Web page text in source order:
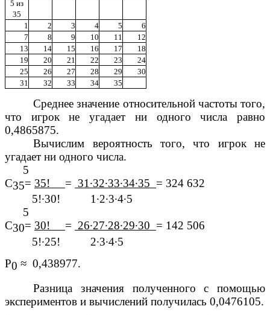
5 из
35
1
2 3 4 5
6
7
8 9 10 11
12
13
14 15 16 17
18
19
20 21 22 23
24
25
26 27 28 29
30
31
32 33 34 35
Среднее значение относительной частоты того,
что игрок не угадает ни одного числа равно
0,4865875.
Вычислим вероятность того, что игрок не
угадает ни одного числа.
5
С35= 35! = 31∙32∙33∙34∙35 = 324 632
5!∙30! 1∙2∙3∙4∙5
5
С30= 30! = 26∙27∙28∙29∙30 = 142 506
5!∙25! 2∙3∙4∙5
Р0 ≈ 0,438977.
Разница значения полученного с помощью
экспериментов и вычислений получилась 0,0476105.